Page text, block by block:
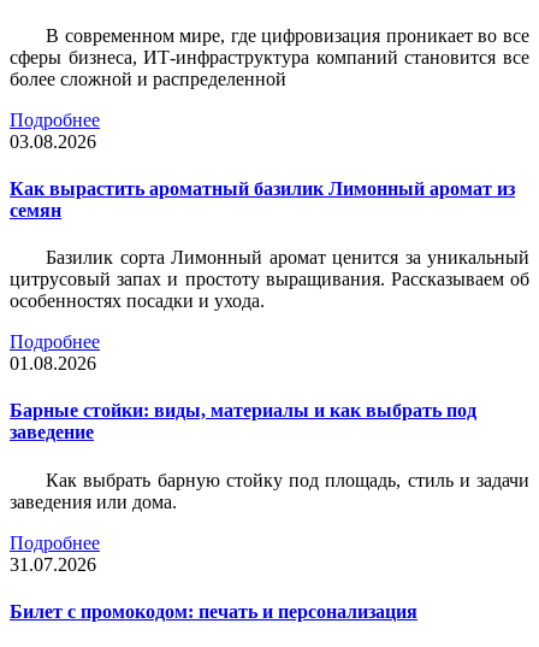
В современном мире, где цифровизация проникает во все
сферы бизнеса, ИТ-инфраструктура компаний становится все
более сложной и распределенной
Подробнее
03.08.2026
Как вырастить ароматный базилик Лимонный аромат из
семян
Базилик сорта Лимонный аромат ценится за уникальный
цитрусовый запах и простоту выращивания. Рассказываем об
особенностях посадки и ухода.
Подробнее
01.08.2026
Барные стойки: виды, материалы и как выбрать под
заведение
Как выбрать барную стойку под площадь, стиль и задачи
заведения или дома.
Подробнее
31.07.2026
Билет c промокодом: печать и персонализация